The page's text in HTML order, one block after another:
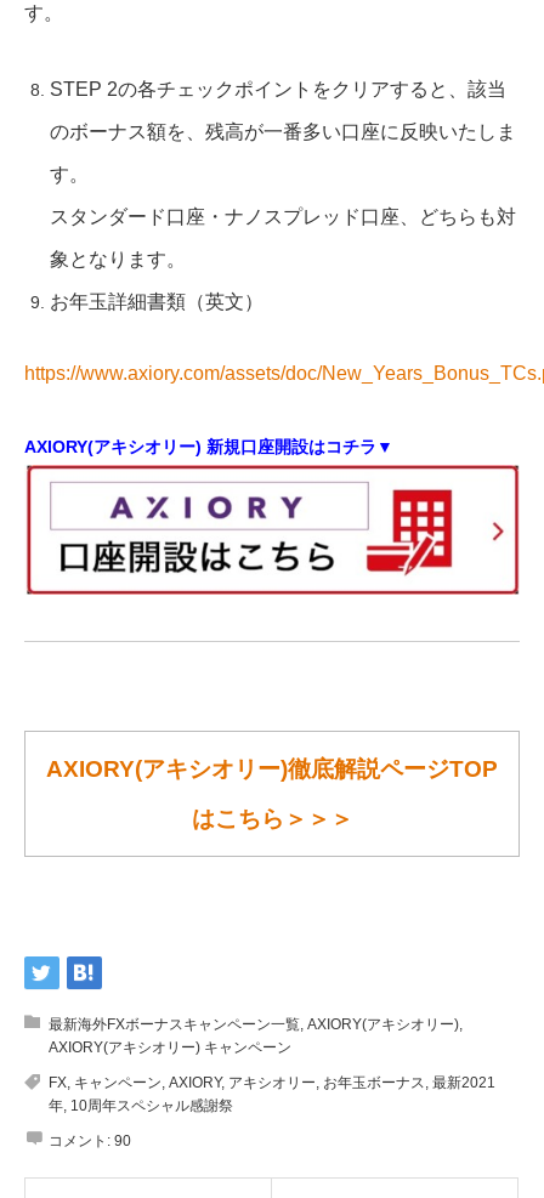
す。
STEP 2の各チェックポイントをクリアすると、該当
のボーナス額を、残高が一番多い口座に反映いたしま
す。
スタンダード口座・ナノスプレッド口座、どちらも対
象となります。
お年玉詳細書類（英文）
https://www.axiory.com/assets/doc/
AXIORY(アキシオリー) 新規口座開設はコチラ▼
AXIORY(アキシオリー)徹底解説ページTOP
はこちら＞＞＞
最新海外FXボーナスキャンペーン一覧, AXIORY(アキシオリー),
AXIORY(アキシオリー) キャンペーン
FX, キャンペーン, AXIORY, アキシオリー, お年玉ボーナス, 最新2021
年, 10周年スペシャル感謝祭
コメント: 90